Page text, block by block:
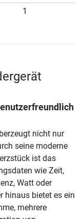
1
nicht nur
seine moderne
ist das
wie Zeit,
Watt oder
hinaus bietet es ein
mehrere